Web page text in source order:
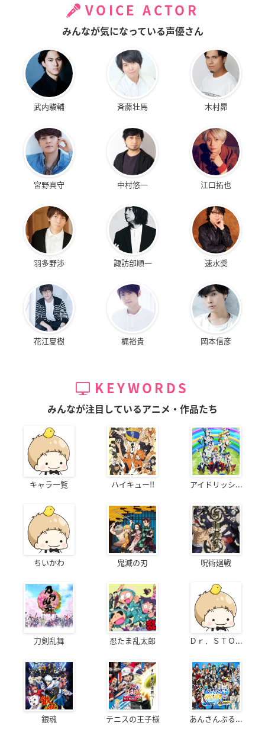
VOICE ACTOR
みんなが気になっている声優さん
武内駿輔 斉藤壮馬 木村昴
宮野真守 中村悠一 江口拓也
羽多野渉 諏訪部順一 速水奨
花江夏樹 梶裕貴 岡本信彦
KEYWORDS
みんなが注目しているアニメ・作品たち
キャラ一覧 ハイキュー!! アイドリッシ...
ちいかわ 鬼滅の刃 呪術廻戦
刀剣乱舞 忍たま乱太郎 Ｄｒ．ＳＴＯ...
銀魂 テニスの王子様 あんさんぶる...